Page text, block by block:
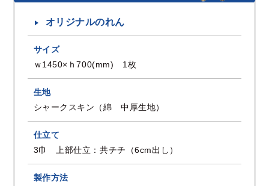
オリジナルのれん
サイズ
ｗ1450×ｈ700(mm) 1枚
生地
シャークスキン（綿 中厚生地）
仕立て
3巾 上部仕立：共チチ（6cm出し）
製作方法